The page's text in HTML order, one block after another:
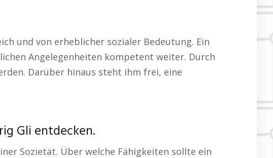
und von erheblicher sozialer Bedeutung. Ein
Angelegenheiten kompetent weiter. Durch
Darüber hinaus steht ihm frei, eine
Gli entdecken.
Sozietät. Über welche Fähigkeiten sollte ein